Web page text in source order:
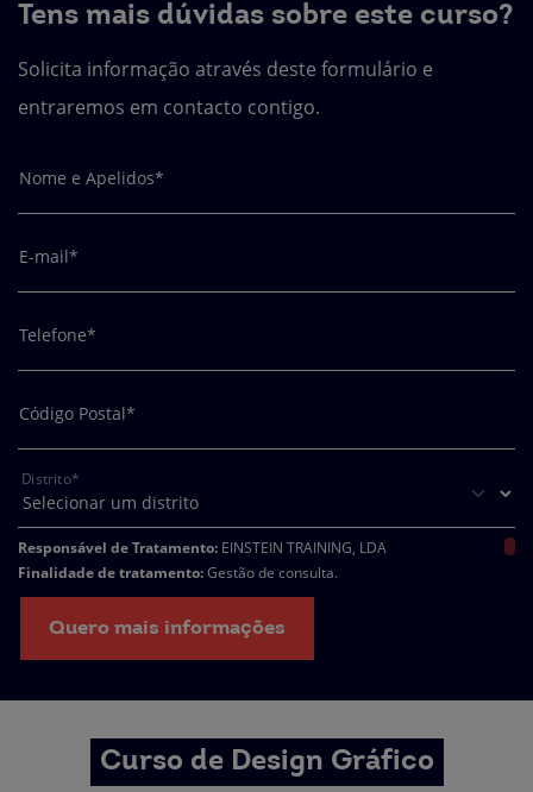
Tens mais dúvidas sobre este curso?
Solicita informação através deste formulário e
entraremos em contacto contigo.
Nome e Apelidos*
E-mail*
Telefone*
Código Postal*
Distrito*
Responsável de Tratamento: EINSTEIN TRAINING, LDA
Finalidade de tratamento:Gestão de consulta.
Encarregado da Proteção de Dados:dpo@northius.com
Destinatários:Nenhum dado será transferido, exceto por obrigação legal. /
Direitos: aceder, retificar e excluir os dados, bem como outros direitos,
conforme o explicito naPolítica de Privacidade.
Quero mais informações
Curso de Design Gráfico